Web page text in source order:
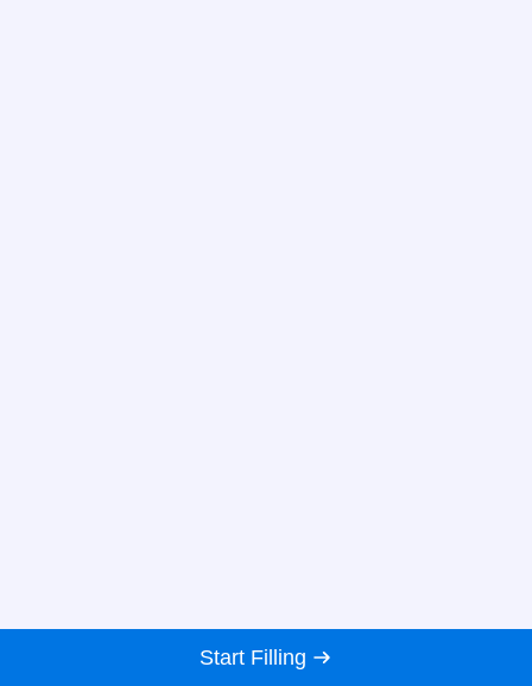
Start Filling